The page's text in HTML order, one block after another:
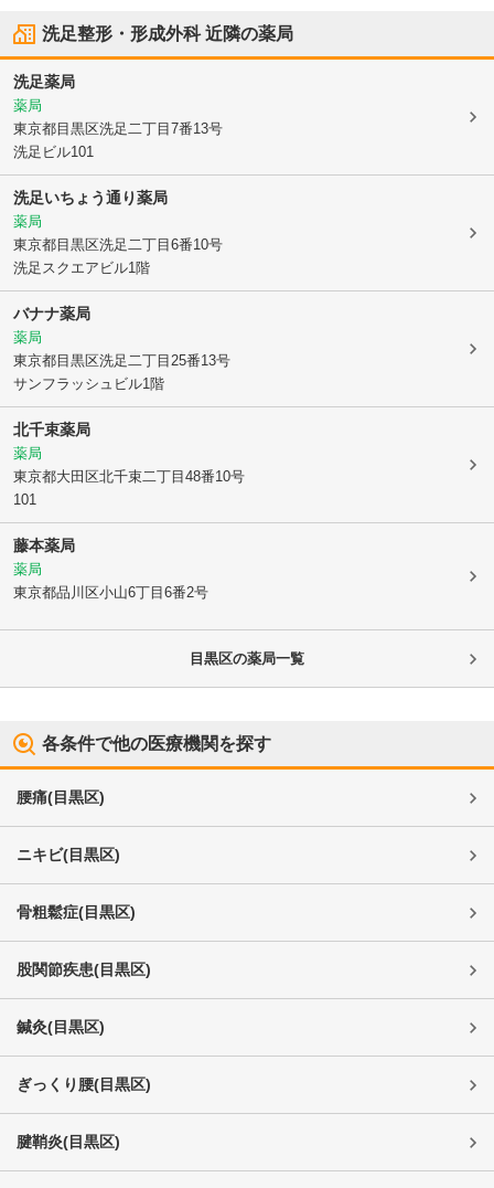
洗足整形・形成外科近隣の薬局
洗足薬局
薬局
東京都目黒区洗足二丁目7番13号
洗足ビル101
洗足いちょう通り薬局
薬局
東京都目黒区洗足二丁目6番10号
洗足スクエアビル1階
バナナ薬局
薬局
東京都目黒区洗足二丁目25番13号
サンフラッシュビル1階
北千束薬局
薬局
東京都大田区北千束二丁目48番10号
101
藤本薬局
薬局
東京都品川区小山6丁目6番2号
目黒区の薬局一覧
各条件で他の医療機関を探す
腰痛(目黒区)
ニキビ(目黒区)
骨粗鬆症(目黒区)
股関節疾患(目黒区)
鍼灸(目黒区)
ぎっくり腰(目黒区)
腱鞘炎(目黒区)